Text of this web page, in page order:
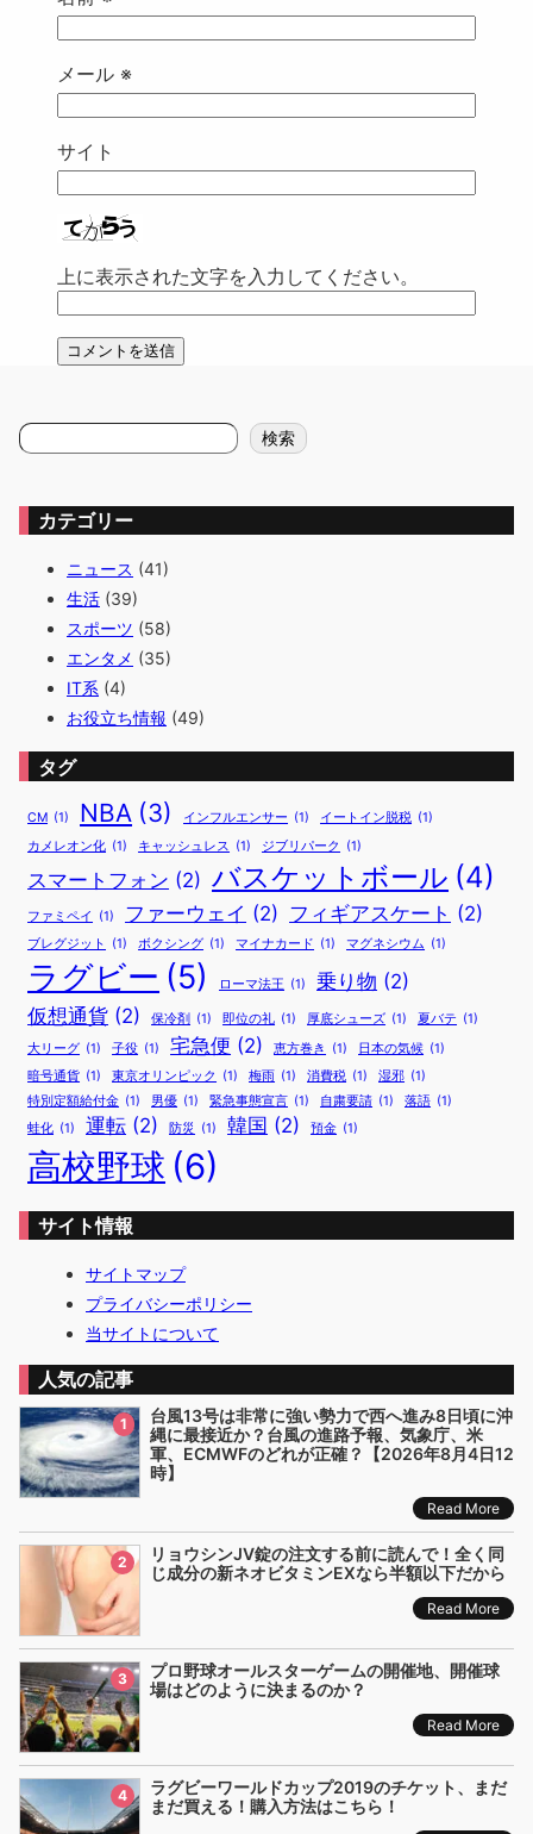
メール ※
サイト
上に表示された文字を入力してください。
検
索
検索
カテゴリー
ニュース (41)
生活 (39)
スポーツ (58)
エンタメ (35)
IT系 (4)
お役立ち情報 (49)
タグ
CM (1) NBA (3) インフルエンサー (1) イートイン脱税 (1)
カメレオン化 (1) キャッシュレス (1) ジブリパーク (1)
スマートフォン (2) バスケットボール (4)
ファミペイ (1) ファーウェイ (2) フィギアスケート (2)
ブレグジット (1) ボクシング (1) マイナカード (1) マグネシウム (1)
ラグビー (5) ローマ法王 (1) 乗り物 (2)
仮想通貨 (2) 保冷剤 (1) 即位の礼 (1) 厚底シューズ (1) 夏バテ (1)
大リーグ (1) 子役 (1) 宅急便 (2) 恵方巻き (1) 日本の気候 (1)
暗号通貨 (1) 東京オリンピック (1) 梅雨 (1) 消費税 (1) 湿邪 (1)
特別定額給付金 (1) 男優 (1) 緊急事態宣言 (1) 自粛要請 (1) 落語 (1)
蛙化 (1) 運転 (2) 防災 (1) 韓国 (2) 預金 (1)
高校野球 (6)
サイト情報
サイトマップ
プライバシーポリシー
当サイトについて
人気の記事
1
台風13号は非常に強い勢力で西へ進み8日頃に沖
縄に最接近か？台風の進路予報、気象庁、米
軍、ECMWFのどれが正確？【2026年8月4日12
時】
Read More
2
リョウシンJV錠の注文する前に読んで！全く同
じ成分の新ネオビタミンEXなら半額以下だから
Read More
3
プロ野球オールスターゲームの開催地、開催球
場はどのように決まるのか？
Read More
4
ラグビーワールドカップ2019のチケット、まだ
まだ買える！購入方法はこちら！